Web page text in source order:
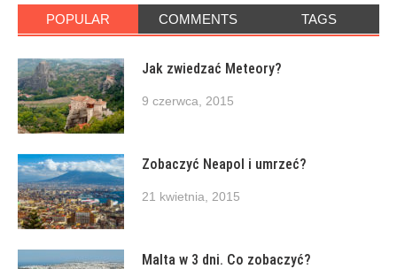
POPULAR COMMENTS TAGS
Jak zwiedzać Meteory?
9 czerwca, 2015
Zobaczyć Neapol i umrzeć?
21 kwietnia, 2015
Malta w 3 dni. Co zobaczyć?